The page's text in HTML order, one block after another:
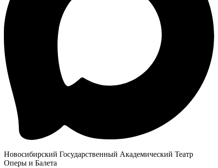
Новосибирский Государственный Академический Театр
Оперы и Балета